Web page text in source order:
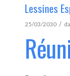
Lessines
25/03/2030 /